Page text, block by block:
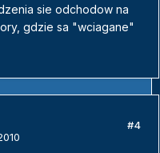
sie odchodow na
gdzie sa "wciagane"
#4